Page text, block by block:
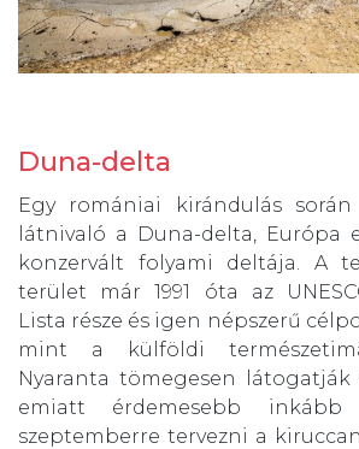
Duna-delta
Egy romániai kirándulás
látnivaló a Duna-delta, Európa
konzervált folyami deltája. A
terület már 1991 óta az
Lista része és igen népszerű
mint a külföldi
Nyaranta tömegesen látogatják
emiatt érdemesebb inkább
szeptemberre tervezni a